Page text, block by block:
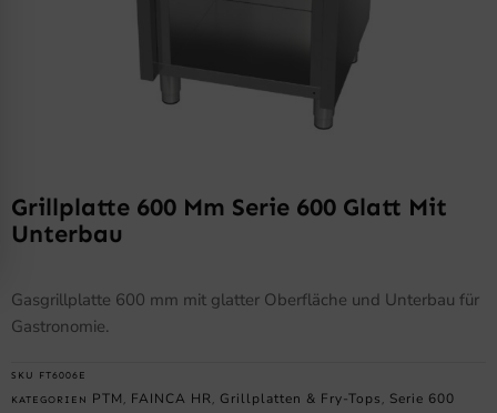
Grillplatte 600 Mm Serie 600 Glatt Mit
Unterbau
Gasgrillplatte 600 mm mit glatter Oberfläche und Unterbau für
Gastronomie.
SKU FT6006E
KATEGORIEN PTM FAINCA HR Grillplatten & Fry-Tops Serie 600